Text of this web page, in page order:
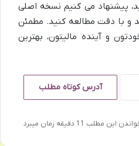
پیشنهاد می کنیم نسخه اصلی
و با دقت مطالعه کنید. مطمئن
و آینده مالیتون، بهترین
آدرس کوتاه مطلب
این مطلب 11 دقیقه زمان میبرد